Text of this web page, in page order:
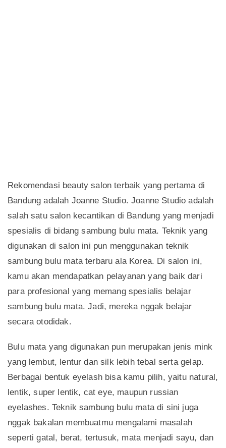
Rekomendasi beauty salon terbaik yang pertama di
Bandung adalah Joanne Studio. Joanne Studio adalah
salah satu salon kecantikan di Bandung yang menjadi
spesialis di bidang sambung bulu mata. Teknik yang
digunakan di salon ini pun menggunakan teknik
sambung bulu mata terbaru ala Korea. Di salon ini,
kamu akan mendapatkan pelayanan yang baik dari
para profesional yang memang spesialis belajar
sambung bulu mata. Jadi, mereka nggak belajar
secara otodidak.
Bulu mata yang digunakan pun merupakan jenis mink
yang lembut, lentur dan silk lebih tebal serta gelap.
Berbagai bentuk eyelash bisa kamu pilih, yaitu natural,
lentik, super lentik, cat eye, maupun russian
eyelashes. Teknik sambung bulu mata di sini juga
nggak bakalan membuatmu mengalami masalah
seperti gatal, berat, tertusuk, mata menjadi sayu, dan